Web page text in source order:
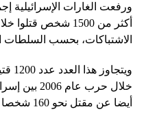
ورفعت الغارات الإسرائيلية
أكثر من 1500 شخص
الاشتباكات، بحسب السلطات
خلال حرب
أيضا عن مقتل نحو 160 شخصا في إسرائيل، معظمهم جنود.